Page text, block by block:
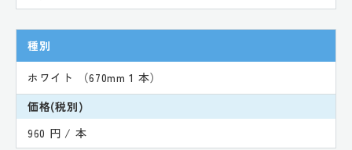
種別
ホワイト （670mm 1 本）
価格(税別)
960 円 / 本